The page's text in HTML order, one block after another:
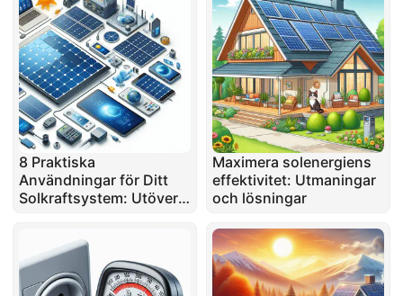
8 Praktiska
Användningar för Ditt
Solkraftsystem: Utöver
Maximera solenergiens
effektivitet: Utmaningar
och lösningar